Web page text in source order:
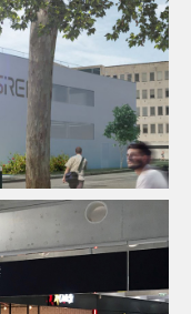
TCE Pilotage
Ingenierie